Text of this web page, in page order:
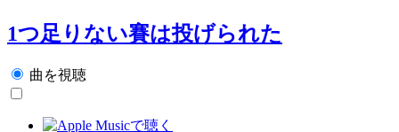
1つ足りない賽は投げられた
曲を視聴